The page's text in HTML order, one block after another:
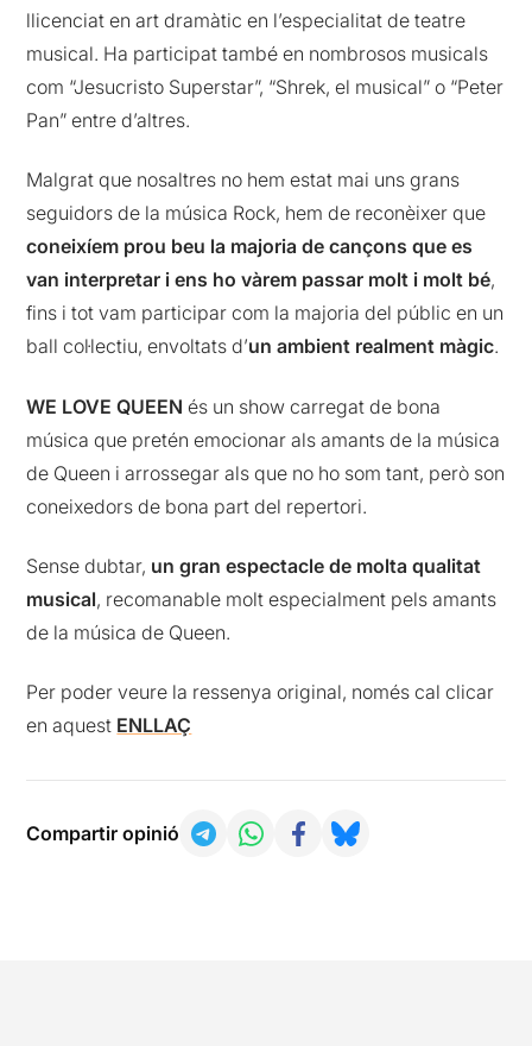
llicenciat en art dramàtic en l’especialitat de teatre
musical. Ha participat també en nombrosos musicals
com “Jesucristo Superstar”, “Shrek, el musical” o “Peter
Pan” entre d’altres.
Malgrat que nosaltres no hem estat mai uns grans
seguidors de la música Rock, hem de reconèixer que
coneixíem prou beu la majoria de cançons que es
van interpretar i ens ho vàrem passar molt i molt bé,
fins i tot vam participar com la majoria del públic en un
ball col·lectiu, envoltats d’un ambient realment màgic.
WE LOVE QUEEN és un show carregat de bona
música que pretén emocionar als amants de la música
de Queen i arrossegar als que no ho som tant, però son
coneixedors de bona part del repertori.
Sense dubtar, un gran espectacle de molta qualitat
musical, recomanable molt especialment pels amants
de la música de Queen.
Per poder veure la ressenya original, només cal clicar
en aquest ENLLAÇ
Compartir opinió